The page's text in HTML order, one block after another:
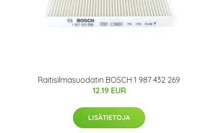
Raitisilmasuodatin BOSCH 1 987 432 269
12.19 EUR
LISÄTIETOJA